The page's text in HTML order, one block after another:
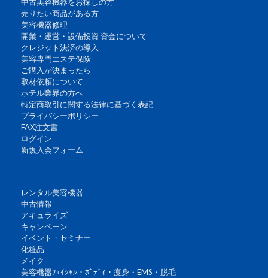
中古美容機器をお探しの方
売りたい商品がある方
美容機器修理
開業・運営・設備投資 資金について
クレジット決済の導入
美容専門エステ保険
ご購入が決まったら
取材依頼について
ホテル業界の方へ
特定商取引に関する法律に基づく表記
プライバシーポリシー
FAX注文書
ログイン
新規入会フォーム
レンタル美容機器
中古情報
アキュライズ
キャンペーン
イベント・セミナー
化粧品
メイク
美容機器ﾌｪｲｼｬﾙ・ﾎﾞﾃﾞｨ・痩身・EMS・脱毛